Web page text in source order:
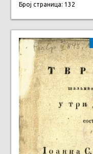
Број страница: 132